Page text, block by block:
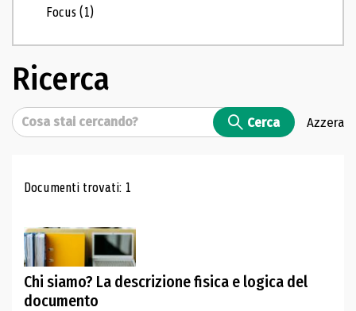
Focus(1)
Ricerca
Cerca Cerca Azzera
Risultati di ricerca
Documenti trovati: 1
Chi siamo? La descrizione fisica e logica del
documento